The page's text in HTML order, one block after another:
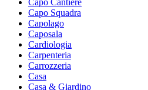
Capo Cantiere
Capo Squadra
Capolago
Caposala
Cardiologia
Carpenteria
Carrozzeria
Casa
Casa & Giardino